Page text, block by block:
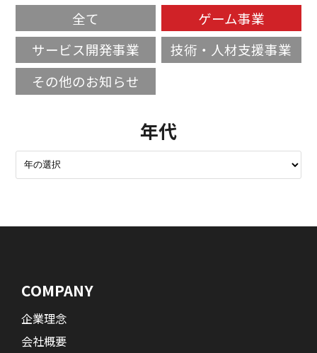
全て
ゲーム事業
サービス開発事業
技術・人材支援事業
その他のお知らせ
年代
COMPANY
企業理念
会社概要